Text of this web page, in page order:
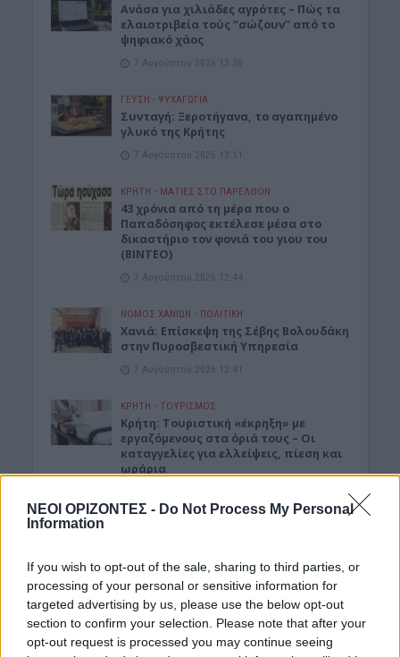
ΝΕΟΙ ΟΡΙΖΟΝΤΕΣ - Do Not Process My Personal
Information
If you wish to opt-out of the sale, sharing to third parties, or
processing of your personal or sensitive information for
targeted advertising by us, please use the below opt-out
section to confirm your selection. Please note that after your
opt-out request is processed you may continue seeing
Ανάσα για χιλιάδες αγρότες – Πώς τα
ελαιοτριβεία τούς “σώζουν” από το
ψηφιακό χάος
7 Αυγούστου 2026 13:30
ΓΕΎΣΗ - ΨΥΧΑΓΩΓΊΑ
Συνταγή: Ξεροτήγανα, το αγαπημένο
γλυκό της Κρήτης
7 Αυγούστου 2026 13:11
ΚΡΗΤΗ • ΜΑΤΙΕΣ ΣΤΟ ΠΑΡΕΛΘΟΝ
43 χρόνια από τη μέρα που ο
Παπαδόσηφος εκτέλεσε μέσα στο
δικαστήριο τον φονιά του γιου του
(ΒΙΝΤΕΟ)
7 Αυγούστου 2026 12:44
ΝΟΜΌΣ ΧΑΝΊΩΝ • ΠΟΛΙΤΙΚΗ
Xανιά: Επίσκεψη της Σέβης Βολουδάκη
στην Πυροσβεστική Υπηρεσία
7 Αυγούστου 2026 12:41
ΚΡΗΤΗ • ΤΟΥΡΙΣΜΟΣ
Κρήτη: Τουριστική «έκρηξη» με
εργαζόμενους στα όριά τους – Οι
καταγγελίες για ελλείψεις, πίεση και
ωράρια
“γεννήθηκε” ο Ακάθιστος Ύμνος στην
Κωνσταντινούπολη
7 Αυγούστου 2026 12:06
ΝΟΜΌΣ ΧΑΝΊΩΝ
Χανιά: Ξάπλωσε να κάνει